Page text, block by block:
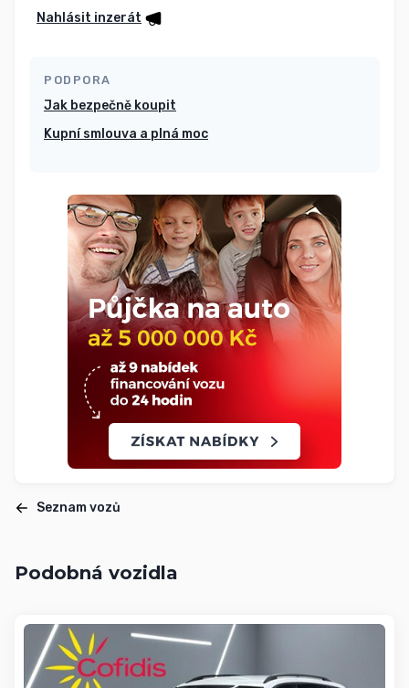
Nahlásit inzerát
PODPORA
Jak bezpečně koupit
Kupní smlouva a plná moc
Seznam vozů
Podobná vozidla